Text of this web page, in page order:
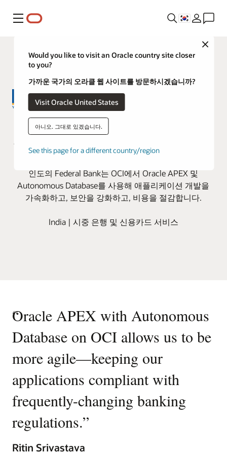
메뉴
Close
Would you like to visit an Oracle country site closer
to you?
가까운 국가의 오라클 웹 사이트를 방문하시겠습니까?
Visit Oracle United States
아니오. 그대로 있겠습니다.
See this page for a different country/region
Federal Bank, Oracle APEX 및
Autonomous Database로 개발 속도
3배 향상
인도의 Federal Bank는 OCI에서 Oracle APEX 및
Autonomous Database를 사용해 애플리케이션 개발을
가속화하고, 보안을 강화하고, 비용을 절감합니다.
India | 시중 은행 및 신용카드 서비스
“
Oracle APEX with Autonomous
Database on OCI allows us to be
more agile—keeping our
applications compliant with
frequently-changing banking
regulations.”
Ritin Srivastava